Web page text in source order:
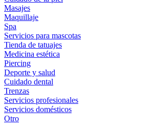
Masajes
Maquillaje
Spa
Servicios para mascotas
Tienda de tatuajes
Medicina estética
Piercing
Deporte y salud
Cuidado dental
Trenzas
Servicios profesionales
Servicios domésticos
Otro